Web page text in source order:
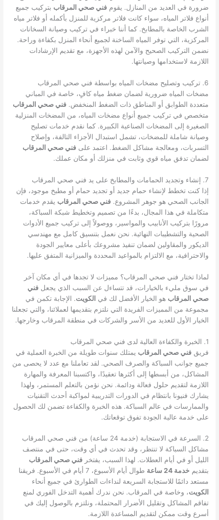
ضرورة في العديد من المنازل. يقومفني صحي المرقاب بتركيب جميع
أنواع فلاتر المياه، سواء كانت فلاتر مركزية للمنزل بأكمله أو فلاتر مياه
الشرب الخاصة بالمطابخ. كما أننا خبراء في تركيب وصيانة السخانات
المركزية، التي توفر المياه الساخنة لجميع أنحاء المنزل بكفاءة وراحة.
نضمن التركيب الصحيح والآمن لهذه الأجهزة، مع تقديم الإرشادات
اللازمة لاستخدامها وصيانتها.
6. تركيب وتصليح مضخات المياه بواسطة فني صحي المرقاب
مضخات المياه ضرورية لضمان ضغط مياه كافٍ، خاصة في المباني
متعددة الطوابق أو المناطق ذات الضغط المنخفض.فني صحي المرقاب
متخصص في تركيب جميع أنواع مضخات المياه، من المضخات المنزلية
الصغيرة إلى المضخات الصناعية الكبيرة. كما نقدم خدمات تصليح
وصيانة شاملة للمضخات، تشمل استبدال الأجزاء التالفة، وإصلاح
التسربات، ومعالجة مشاكل الضغط. اعتمد علىفني صحي المرقاب
لضمان تدفق مياه قوي وثابت في منزلك أو مكان عملك.
7. إنشاء وتجديد الحمامات والمطابخ على يد فني صحي المرقاب
إذا كنت تخطط لإنشاء حمام جديد أو تجديد حمام أو مطبخ موجود، فإن
الجانب الصحي هو جوهر المشروع.فني صحي المرقاب يقدم خدمات
متكاملة في هذا المجال، بدءًا من تصميم وتخطيط شبكة السباكة،
مرورًا بتركيب الأنابيب والمواسير، ووصولاً إلى تركيب جميع الأدوات
الصحية والتشطيبات النهائية. نحن نعمل بتنسيق كامل مع مهندسي
الديكور والمقاولين لضمان تنفيذ مشروعك بأعلى معايير الجودة
والاحترافية، مع الالتزام بالمواعيد المحددة والميزانية المتفق عليها.
لماذا تختار فني صحي المرقاب؟ مميزات لا تجدها في أي مكان آخر
في سوق مليء بالخيارات، قد تتساءل عن السبب الذي يجعلفني
صحي المرقاب هو الخيار الأفضل لك في الكويت. الإجابة تكمن في
مجموعة من المميزات الفريدة التي نلتزم بتقديمها لعملائنا، والتي تجعلنا
الخيار الأول للعديد من الأسر والشركات في منطقة المرقاب وخارجها.
1. الخبرة والكفاءة العالية لدى فني صحي المرقاب
فريقفني صحي المرقاب يمتلك سنوات طويلة من الخبرة العملية في
جميع جوانب السباكة والصرف الصحي. لقد تعاملنا مع عدد لا يحصى من
المشاكل، من أبسطها إلى أكثرها تعقيدًا، واكتسبنا المعرفة والمهارة
اللازمة لتقديم حلول فعالة ودائمة. نحن نؤمن بالتعلم المستمر، ولهذا
يشارك فنيونا بانتظام في الدورات التدريبية لمواكبة أحدث التقنيات
والممارسات في عالم السباكة. هذه الخبرة والكفاءة تضمن لك الحصول
على خدمة عالية الجودة تفوق توقعاتك.
2. السرعة في الاستجابة (خدمة 24 ساعة) من فني صحي المرقاب
مشاكل السباكة لا تنتظر، وقد تحدث في أي وقت، حتى في منتصف
الليل أو في أيام العطلات. لهذا السبب، يفتخرفني صحي المرقاب
بتقديم خدمة 24 ساعة
طوال أيام الأسبوع، 7 أيام في الأسبوع. فريقنا
مستعد دائمًا للاستجابة السريعة لنداءات الطوارئ في جميع أنحاء
الكويت، وخاصة في المرقاب. نحن ندرك أهمية التدخل الفوري لمنع
تفاقم المشاكل وتقليل الأضرار المحتملة، ونلتزم بالوصول إليك في
أسرع وقت ممكن لتقديم المساعدة اللازمة.